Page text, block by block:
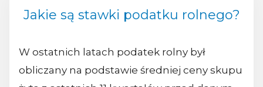
Jakie są stawki podatku rolnego?
W ostatnich latach podatek rolny był
obliczany na podstawie średniej ceny skupu